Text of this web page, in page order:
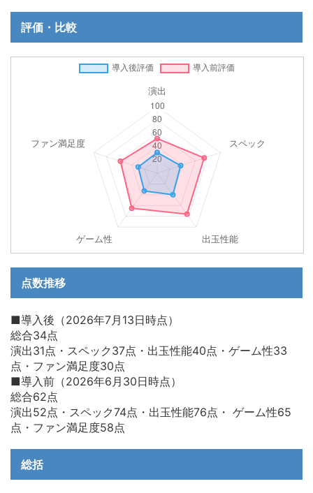
評価・比較
点数推移
■導入後（2026年7月13日時点）
総合34点
演出31点・スペック37点・出玉性能40点・ゲーム性33
点・ファン満足度30点
■導入前（2026年6月30日時点）
総合62点
演出52点・スペック74点・出玉性能76点・ ゲーム性65
点・ファン満足度58点
総括